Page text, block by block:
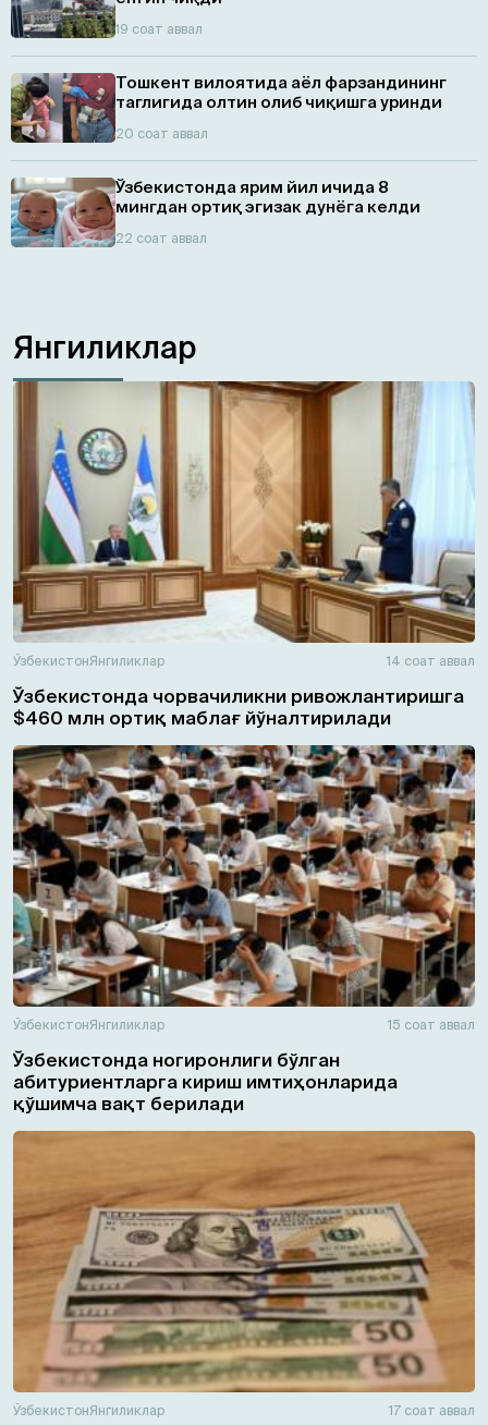
19 соат аввал
Тошкент вилоятида аёл фарзандининг
таглигида олтин олиб чиқишга уринди
20 соат аввал
Ўзбекистонда ярим йил ичида 8
мингдан ортиқ эгизaк дунёга келди
22 соат аввал
Янгиликлар
ЎзбекистонЯнгиликлар 14 соат аввал
Ўзбекистонда чорвачиликни ривожлантиришга
$460 млн ортиқ маблағ йўналтирилади
ЎзбекистонЯнгиликлар 15 соат аввал
Ўзбекистонда ногиронлиги бўлган
абитуриентларга кириш имтиҳонларида
қўшимча вақт берилади
ЎзбекистонЯнгиликлар 17 соат аввал